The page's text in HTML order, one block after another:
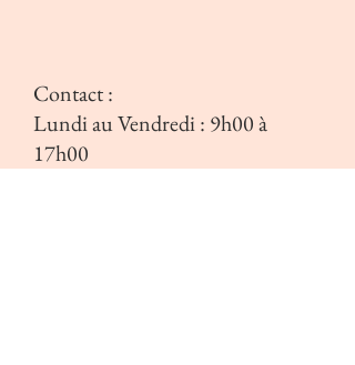
Contact :
Lundi au Vendredi : 9h00 à
17h00